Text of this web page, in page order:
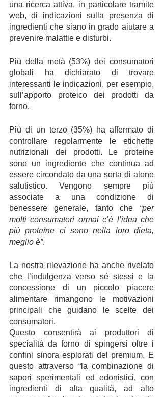
una ricerca attiva, in particolare tramite
web, di indicazioni sulla presenza di
ingredienti che siano in grado aiutare a
prevenire malattie e disturbi.
Più della metà (53%) dei consumatori
globali ha dichiarato di trovare
interessanti le indicazioni, per esempio,
sull’apporto proteico dei prodotti da
forno.
Più di un terzo (35%) ha affermato di
controllare regolarmente le etichette
nutrizionali dei prodotti. Le proteine
sono un ingrediente che continua ad
essere circondato da una sorta di alone
salutistico. Vengono sempre più
associate a una condizione di
benessere generale, tanto che “per
molti consumatori ormai c’è l’idea che
più proteine ci sono nella loro dieta,
meglio è”.
La nostra rilevazione ha anche rivelato
che l’indulgenza verso sé stessi e la
concessione di un piccolo piacere
alimentare rimangono le motivazioni
principali che guidano le scelte dei
consumatori.
Questo consentirà ai produttori di
specialità da forno di spingersi oltre i
confini sinora esplorati del premium. E
questo attraverso “la combinazione di
sapori sperimentali ed edonistici, con
ingredienti di alta qualità, ad alto